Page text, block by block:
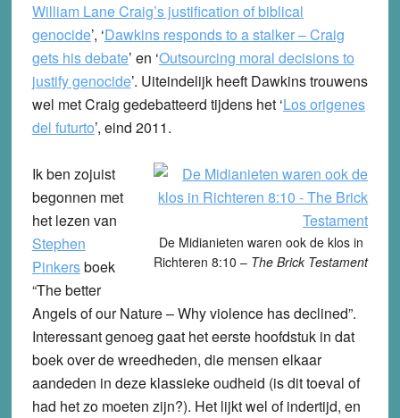
William Lane Craig’s justification of biblical
genocide’, ‘Dawkins responds to a stalker – Craig
gets his debate’ en ‘Outsourcing moral decisions to
justify genocide’. Uiteindelijk heeft Dawkins trouwens
wel met Craig gedebatteerd tijdens het ‘Los origenes
del futurto’, eind 2011.
De Midianieten waren ook de klos in
Richteren 8:10 – The Brick Testament
Ik ben zojuist
begonnen met
het lezen van
Stephen
Pinkersboek
“The better
Angels of our Nature – Why violence has declined”.
Interessant genoeg gaat het eerste hoofdstuk in dat
boek over de wreedheden, die mensen elkaar
aandeden in deze klassieke oudheid (is dit toeval of
had het zo moeten zijn?). Het lijkt wel of indertijd, en